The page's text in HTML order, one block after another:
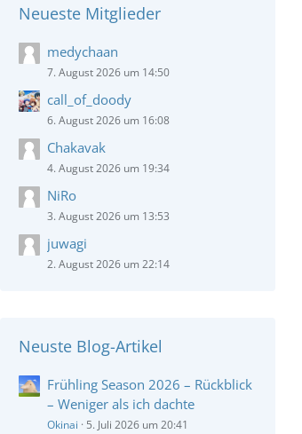
Neueste Mitglieder
medychaan
7. August 2026 um 14:50
call_of_doody
6. August 2026 um 16:08
Chakavak
4. August 2026 um 19:34
NiRo
3. August 2026 um 13:53
juwagi
2. August 2026 um 22:14
Neuste Blog-Artikel
Frühling Season 2026 – Rückblick
– Weniger als ich dachte
Okinai 5. Juli 2026 um 20:41